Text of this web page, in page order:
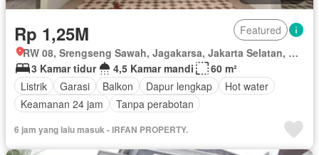
Rp 1,25M
Featured
RW 08, Srengseng Sawah, Jagakarsa, Jakarta Selatan, Daerah Khusus Ibukota Jakarta
3 Kamar tidur
4,5 Kamar mandi
60 m²
Listrik
Garasi Balkon Dapur lengkap
Hot water
Keamanan 24 jam
Tanpa perabotan
6 jam yang lalu masuk - IRFAN PROPERTY.